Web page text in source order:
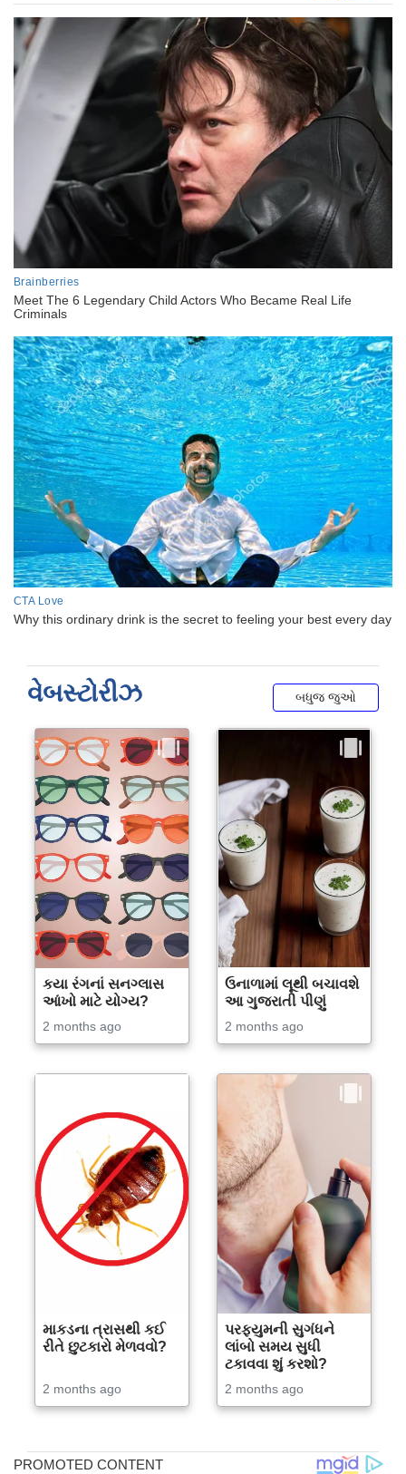
વેબસ્ટોરીઝ બધુજ જુઓ
કયા રંગનાં સનગ્લાસ
આંખો માટે યોગ્ય?
2 months ago
ઉનાળામાં લૂથી બચાવશે
આ ગુજરાતી પીણું
2 months ago
માકડના ત્રાસથી કઈ
રીતે છુટકારો મેળવવો?
2 months ago
પરફ્યુમની સુગંધને
લાંબો સમય સુધી
ટકાવવા શું કરશો?
2 months ago